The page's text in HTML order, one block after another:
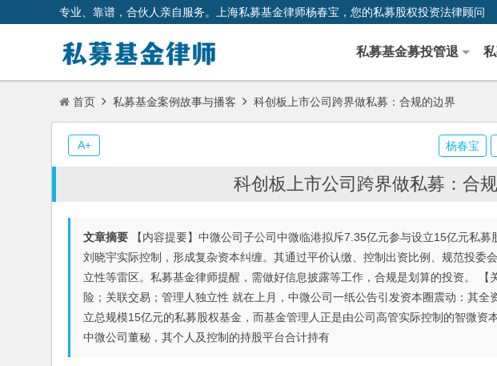
专业、靠谱，合伙人亲自服务。上海私募基金律师杨春宝，您的私募股权投资法律顾问
私募基金募投管退
首页 私募基金案例故事与播客 科创板上市公司跨界做私募：合规的边界
科创板上市公司跨界做私募：合
文章摘要 【内容提要】中微公司子公司中微临港拟斥7.35亿元参与设立15亿元私
刘晓宇实际控制，形成复杂资本纠缠。其通过平价认缴、控制出资比例、规范投委
立性等雷区。私募基金律师提醒，需做好信息披露等工作，合规是划算的投资。
险；关联交易；管理人独立性 就在上月，中微公司一纸公告引发资本圈震动：其
立总规模15亿元的私募股权基金，而基金管理人正是由公司高管实际控制的智微资
中微公司董秘，其个人及控制的持股平台合计持有
杨春宝
A+